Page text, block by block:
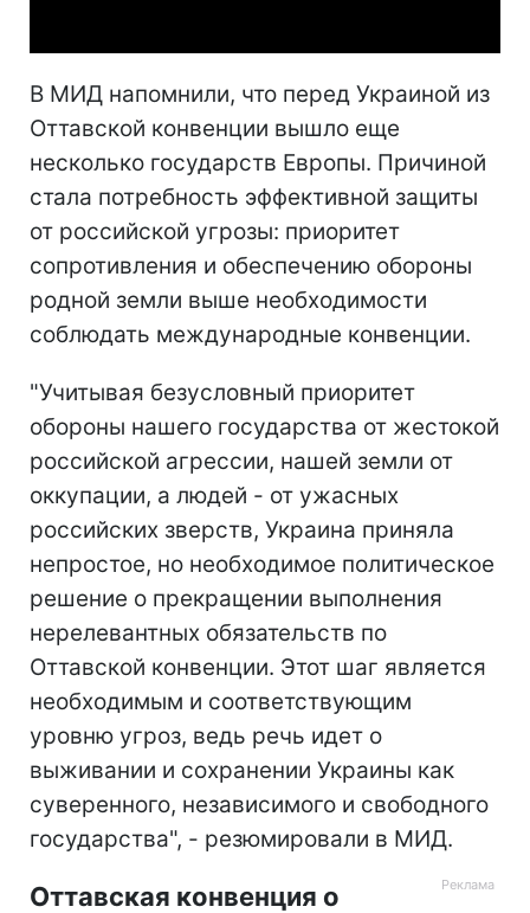
В МИД напомнили, что перед Украиной из
Оттавской конвенции вышло еще
несколько государств Европы. Причиной
стала потребность эффективной защиты
от российской угрозы: приоритет
сопротивления и обеспечению обороны
родной земли выше необходимости
соблюдать международные конвенции.
"Учитывая безусловный приоритет
обороны нашего государства от жестокой
российской агрессии, нашей земли от
оккупации, а людей - от ужасных
российских зверств, Украина приняла
непростое, но необходимое политическое
решение о прекращении выполнения
нерелевантных обязательств по
Оттавской конвенции. Этот шаг является
необходимым и соответствующим
уровню угроз, ведь речь идет о
выживании и сохранении Украины как
суверенного, независимого и свободного
государства", - резюмировали в МИД.
Оттавская конвенция о